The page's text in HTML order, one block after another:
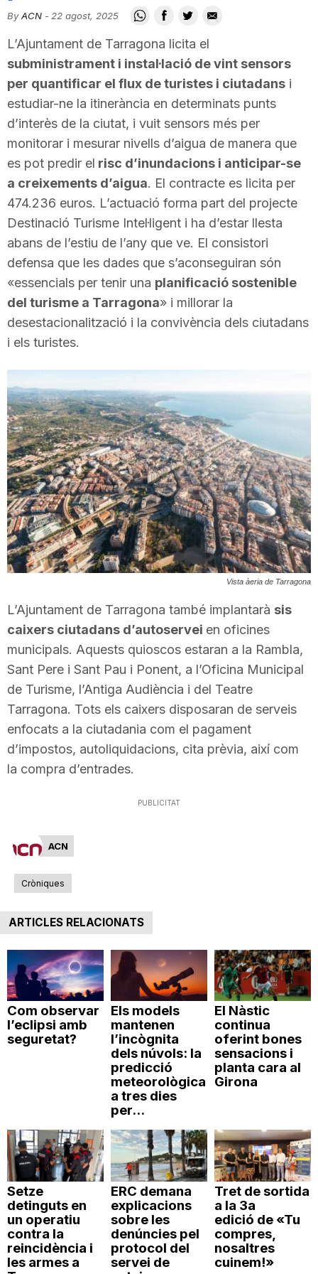
i
u
t
a
t
d
e
r
r
a
g
o
n
a
By ACN - 22 agost, 2025
L’Ajuntament de Tarragona licita el
subministrament i instal·lació de vint sensors
per quantificar el flux de turistes i ciutadans i
estudiar-ne la itinerància en determinats punts
d’interès de la ciutat, i vuit sensors més per
monitorar i mesurar nivells d’aigua de manera que
es pot predir el risc d’inundacions i anticipar-se
a creixements d’aigua. El contracte es licita per
474.236 euros. L’actuació forma part del projecte
Destinació Turisme Intel·ligent i ha d’estar llesta
abans de l’estiu de l’any que ve. El consistori
defensa que les dades que s’aconseguiran són
«essencials per tenir una planificació sostenible
del turisme a Tarragona» i millorar la
desestacionalització i la convivència dels ciutadans
i els turistes.
Vista àeria de Tarragona
L’Ajuntament de Tarragona també implantarà sis
caixers ciutadans d’autoservei en oficines
municipals. Aquests quioscos estaran a la Rambla,
Sant Pere i Sant Pau i Ponent, a l’Oficina Municipal
de Turisme, l’Antiga Audiència i del Teatre
Tarragona. Tots els caixers disposaran de serveis
enfocats a la ciutadania com el pagament
d’impostos, autoliquidacions, cita prèvia, així com
la compra d’entrades.
PUBLICITAT
ACN
Cròniques
ARTICLES RELACIONATS
Com observar
l’eclipsi amb
seguretat?
Els models
mantenen
l’incògnita
dels núvols: la
predicció
meteorològica
a tres dies
per...
El Nàstic
continua
oferint bones
sensacions i
planta cara al
Girona
Setze
detinguts en
un operatiu
contra la
reincidència i
les armes a
ERC demana
explicacions
sobre les
denúncies pel
protocol del
servei de
Tret de sortida
a la 3a
edició de «Tu
compres,
nosaltres
cuinem!»